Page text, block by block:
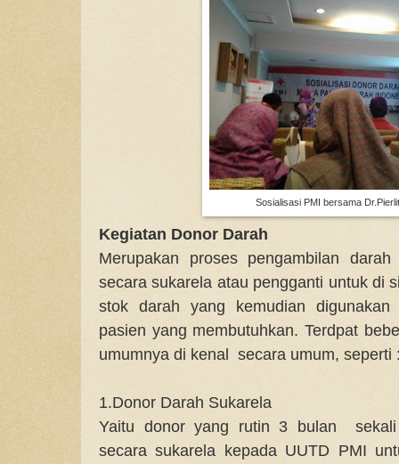
Sosialisasi PMI bersama
Kegiatan Donor Darah
Merupakan proses pengambilan
secara sukarela atau pengganti untuk di
stok darah yang kemudian
pasien yang membutuhkan. Terdpat
umumnya di kenal secara umum, seperti
1.Donor Darah Sukarela
Yaitu donor yang rutin 3 bulan sekali
secara sukarela kepada UUTD PMI